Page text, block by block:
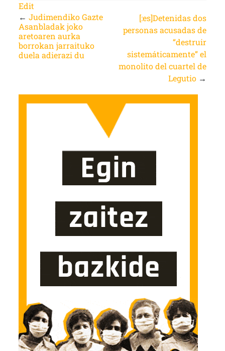
Edit
← Judimendiko Gazte
Asanbladak joko
aretoaren aurka
borrokan jarraituko
duela adierazi du
[:es]Detenidas dos
personas acusadas de
“destruir
sistemáticamente” el
monolito del cuartel de
Legutio →